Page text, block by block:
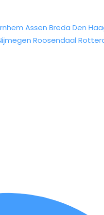
Assen Breda Den
Roosendaal